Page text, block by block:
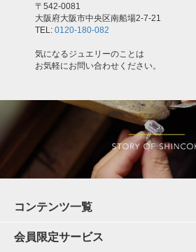
〒542-0081
大阪府大阪市中央区南船場2-7-21
TEL: 0120-180-082
気になるジュエリーのことは
お気軽にお問い合わせください。
コンテンツ一覧
会員限定サービス